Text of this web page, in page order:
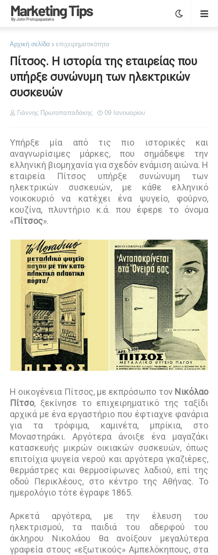
Αρχική σελίδα επιχειρηματικότητα
Πίτσος. Η ιστορία της εταιρείας που
υπήρξε συνώνυμη των ηλεκτρικών
συσκευών
Γιάννης Πρωτοπαπαδάκης 09 Ιανουαρίου
Υπήρξε μία από τις πιο ιστορικές και
αναγνωρίσιμες μάρκες, που σημάδεψε την
ελληνική βιομηχανία για σχεδόν ενάμιση αιώνα. Η
εταιρεία Πίτσος υπήρξε συνώνυμη των
ηλεκτρικών συσκευών, με κάθε ελληνικό
νοικοκυριό να κατέχει ένα ψυγείο, φούρνο,
κουζίνα, πλυντήριο κ.ά. που έφερε το όνομα
«Πίτσος».
Η οικογένεια Πίτσος, με εκπρόσωπο τον Νικόλαο
Πίτσο, ξεκίνησε το επιχειρηματικό της ταξίδι
αρχικά με ένα εργαστήριο που έφτιαχνε φανάρια
για τα τρόφιμα, καμινέτα, μπρίκια, στο
Μοναστηράκι. Αργότερα άνοιξε ένα μαγαζάκι
κατασκευής μικρών οικιακών συσκευών, όπως
επιτοίχια ψυγεία νερού και αργότερα γκαζιέρες,
θερμάστρες και θερμοσίφωνες λαδιού, επί της
οδού Περικλέους, στο κέντρο της Αθήνας. Το
ημερολόγιο τότε έγραφε 1865.
Αρκετά αργότερα, με την έλευση του
ηλεκτρισμού, τα παιδιά του αδερφού του
άκληρου Νικολάου θα ανοίξουν μεγαλύτερα
γραφεία στους «εξωτικούς» Αμπελόκηπους, στα